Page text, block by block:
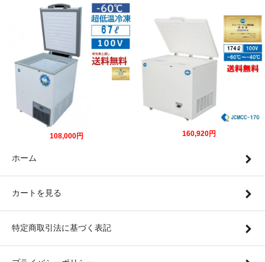
108,000円 160,920円
ホーム
カートを見る
特定商取引法に基づく表記